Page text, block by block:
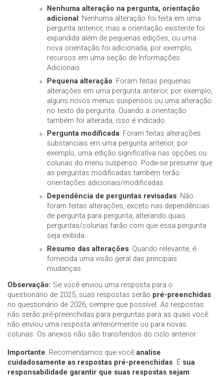
Nenhuma alteração na pergunta, orientação
adicional: Nenhuma alteração foi feita em uma
pergunta anterior, mas a orientação existente foi
expandida além de pequenas edições, ou uma
nova orientação foi adicionada, por exemplo,
recursos em uma seção de Informações
Adicionais.
Pequena alteração: Foram feitas pequenas
alterações em uma pergunta anterior, por exemplo,
alguns novos menus suspensos ou uma alteração
no texto da pergunta. Quando a orientação
também foi alterada, isso é indicado.
Pergunta modificada: Foram feitas alterações
substanciais em uma pergunta anterior, por
exemplo, uma edição significativa nas opções ou
colunas do menu suspenso. Pode-se presumir que
as perguntas modificadas também terão
orientações adicionais/modificadas.
Dependência de perguntas revisadas: Não
foram feitas alterações, exceto nas dependências
de pergunta para pergunta, alterando quais
perguntas/colunas farão com que essa pergunta
seja exibida.
Resumo das alterações: Quando relevante, é
fornecida uma visão geral das principais
mudanças.
Observação: Se você enviou uma resposta para o
questionário de 2025, suas respostas serão pré-preenchidas
no questionário de 2026, sempre que possível. As respostas
não serão pré-preenchidas para perguntas para as quais você
não enviou uma resposta anteriormente ou para novas
colunas. Os anexos não são transferidos do ciclo anterior.
Importante: Recomendamos que você analise
cuidadosamente as respostas pré-preenchidas. É sua
responsabilidade garantir que suas respostas sejam